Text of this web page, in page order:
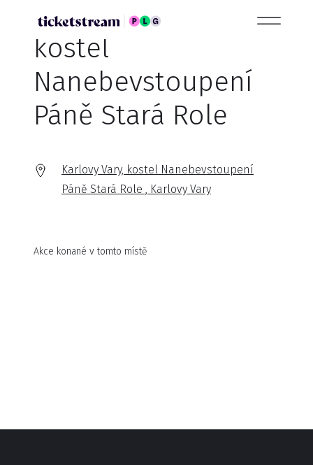
kostel
Nanebevstoupení
Páně Stará Role
Karlovy Vary, kostel Nanebevstoupení
Páně Stará Role , Karlovy Vary
Akce konané v tomto místě